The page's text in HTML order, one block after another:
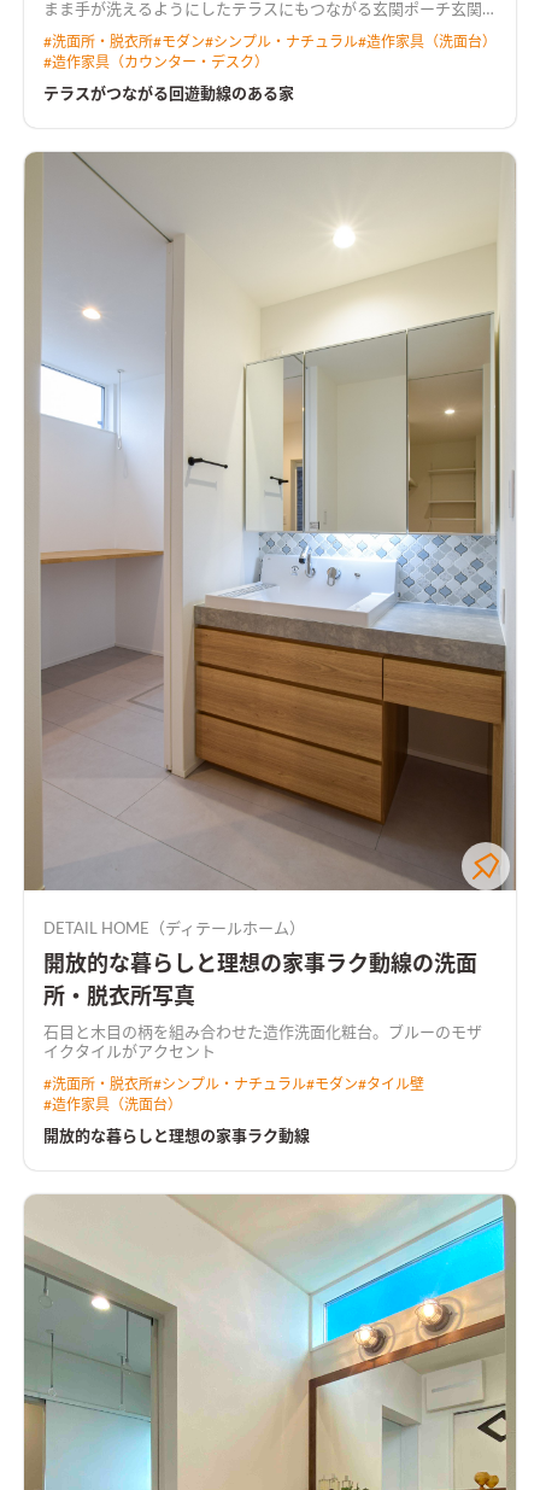
まま手が洗えるようにしたテラスにもつながる玄関ポーチ玄関
着くLDKオーク素材をあしらった家族が自然と集まるリビング
空間。南側と東側には大きなサッシを設け、自然光が降り注ぐ計
画。テレビの背面にはタイル柄の壁紙と間接照明を用いて雰囲
気のある空間に仕上げた。
#洗面所・脱衣所#モダン#シンプル・ナチュラル#造作家具（洗面台）
#造作家具（カウンター・デスク）
テラスがつながる回遊動線のある家
DETAIL HOME（ディテールホーム）
開放的な暮らしと理想の家事ラク動線の洗面
所・脱衣所写真
石目と木目の柄を組み合わせた造作洗面化粧台。ブルーのモザ
イクタイルがアクセント
#洗面所・脱衣所#シンプル・ナチュラル#モダン#タイル壁
#造作家具（洗面台）
開放的な暮らしと理想の家事ラク動線